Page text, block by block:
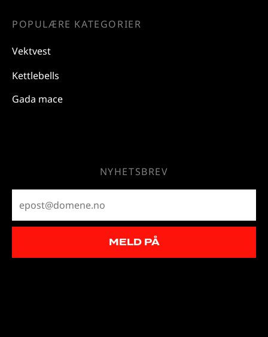
POPULÆRE KATEGORIER
Vektvest
Kettlebells
Gada mace
NYHETSBREV